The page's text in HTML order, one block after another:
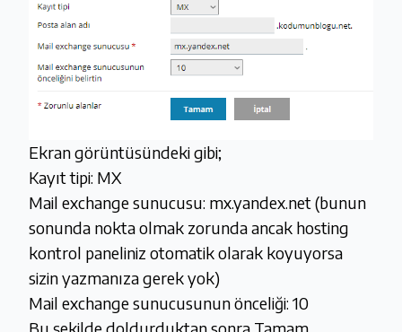
Ekran görüntüsündeki gibi;
Kayıt tipi: MX
Mail exchange sunucusu: mx.yandex.net (bunun
sonunda nokta olmak zorunda ancak hosting
kontrol paneliniz otomatik olarak koyuyorsa
sizin yazmanıza gerek yok)
Mail exchange sunucusunun önceliği: 10
Bu şekilde doldurduktan sonra Tamam